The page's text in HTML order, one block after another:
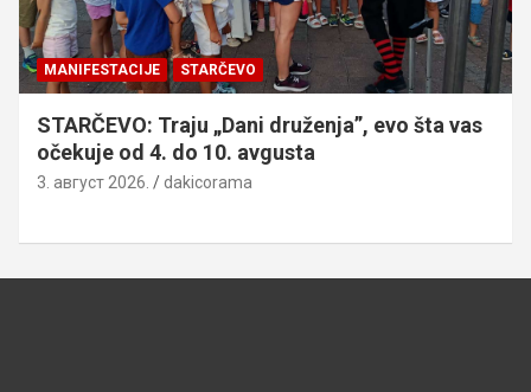
MANIFESTACIJE STARČEVO
STARČEVO: Traju „Dani druženja”, evo šta vas
očekuje od 4. do 10. avgusta
3. август 2026. dakicorama